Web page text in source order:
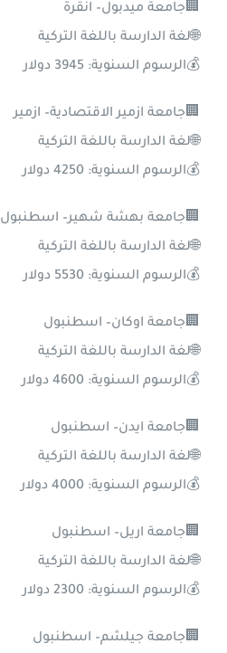
🏢جامعة ميدبول– انقرة
🌐لغة الدارسة باللغة التركية
💰الرسوم السنوية: 3945 دولار
🏢جامعة ازمير الاقتصادية– ازمير
🌐لغة الدارسة باللغة التركية
💰الرسوم السنوية: 4250 دولار
🏢جامعة بهشة شهير– اسطنبول
🌐لغة الدارسة باللغة التركية
💰الرسوم السنوية: 5530 دولار
🏢جامعة اوكان– اسطنبول
🌐لغة الدارسة باللغة التركية
💰الرسوم السنوية: 4600 دولار
🏢جامعة ايدن– اسطنبول
🌐لغة الدارسة باللغة التركية
💰الرسوم السنوية: 4000 دولار
🏢جامعة اريل– اسطنبول
🌐لغة الدارسة باللغة التركية
💰الرسوم السنوية: 2300 دولار
🏢جامعة جيلشم– اسطنبول